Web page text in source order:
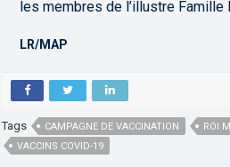
les membres de l’illustre Famille
LR/MAP
Tags CAMPAGNE DE VACCINATION
ROI
VACCINS COVID-19